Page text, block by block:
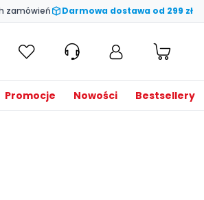
zamówień Darmowa dostawa od 299 zł
Promocje Nowości Bestsellery